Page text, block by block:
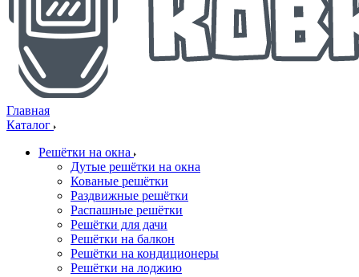
Главная
Каталог
Решётки на окна
Дутые решётки на окна
Кованые решётки
Раздвижные решётки
Распашные решётки
Решётки для дачи
Решётки на балкон
Решётки на кондиционеры
Решётки на лоджию